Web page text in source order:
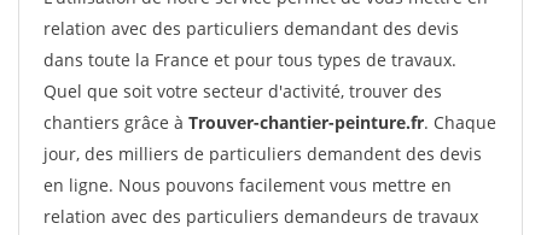
relation avec des particuliers demandant des devis
dans toute la France et pour tous types de travaux.
Quel que soit votre secteur d'activité, trouver des
chantiers grâce à Trouver-chantier-peinture.fr. Chaque
jour, des milliers de particuliers demandent des devis
en ligne. Nous pouvons facilement vous mettre en
relation avec des particuliers demandeurs de travaux